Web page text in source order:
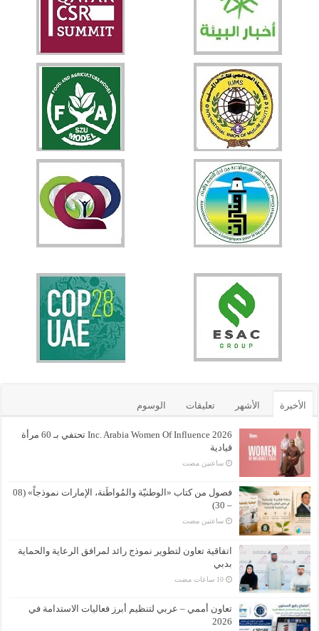
الأخيرة الأشهر تعليقات الوسوم
Inc. Arabia Women Of Influence 2026 تحتفي بـ 60 مرأة
قيادية
‏ساعتين مضت
فصول من كتاب «الوطنيّة والمُواطَنة، الإمارات نموذجاً» (08
– 30)
‏ساعتين مضت
اتفاقية تعاون لتطوير نموذج رائد لمرافق الرعاية والحماية
بدبي
‏10 ساعات مضت
تعاون أممي – عربي لتنظيم أبرز فعاليات الاستدامة في
2026